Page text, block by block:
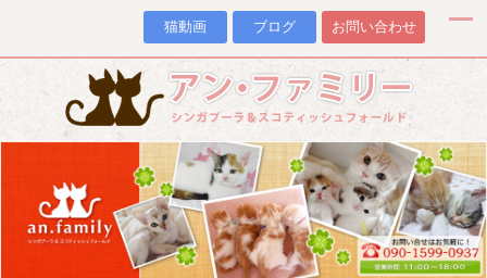
猫動画 ブログ お問い合わせ